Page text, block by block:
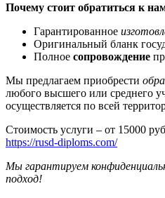
Почему стоит обратиться к
Гарантированное
Оригинальный бланк
Полное сопровождение
Мы предлагаем приобрести
любого высшего или среднего
осуществляется по всей
Стоимость услуги – от 15000
https://rusd-diploms.com/
Мы гарантируем
подход!